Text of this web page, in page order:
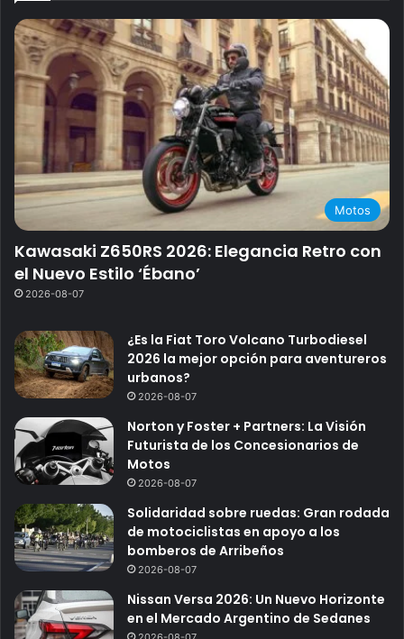
Motos
Kawasaki Z650RS 2026: Elegancia Retro con
el Nuevo Estilo ‘Ébano’
2026-08-07
¿Es la Fiat Toro Volcano Turbodiesel
2026 la mejor opción para aventureros
urbanos?
2026-08-07
Norton y Foster + Partners: La Visión
Futurista de los Concesionarios de
Motos
2026-08-07
Solidaridad sobre ruedas: Gran rodada
de motociclistas en apoyo a los
bomberos de Arribeños
2026-08-07
Nissan Versa 2026: Un Nuevo Horizonte
en el Mercado Argentino de Sedanes